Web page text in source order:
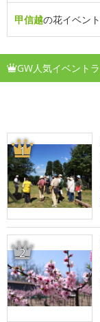
甲信越の花イベン
GW人気イベント
1
2